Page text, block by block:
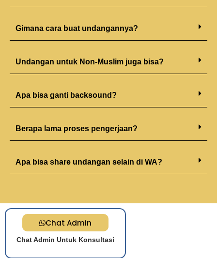
Gimana cara buat undangannya?
Undangan untuk Non-Muslim juga bisa?
Apa bisa ganti backsound?
Berapa lama proses pengerjaan?
Apa bisa share undangan selain di WA?
Chat Admin
Chat Admin Untuk Konsultasi